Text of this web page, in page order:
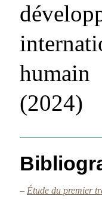
(2024)
– Étude du premier